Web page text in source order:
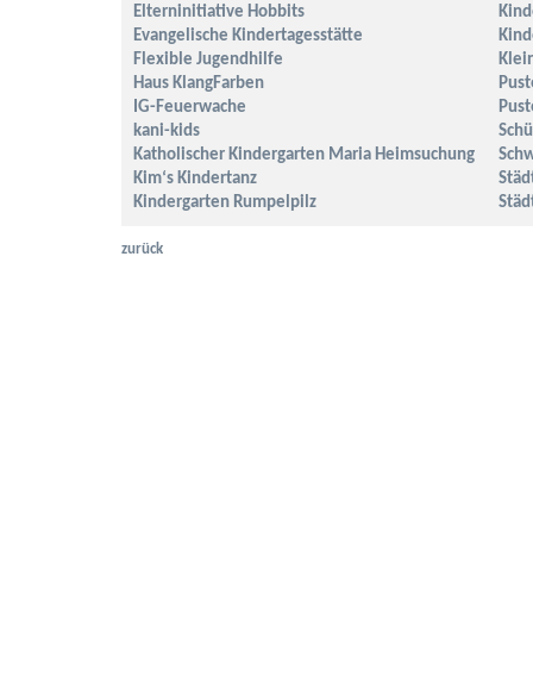
Elterninitiative Hobbits
Evangelische Kindertagesstätte
Flexible Jugendhilfe
Haus KlangFarben
IG-Feuerwache
kani-kids
Katholischer Kindergarten Maria Heimsuchung
Kim‘s Kindertanz
Kindergarten Rumpelpilz
zurück